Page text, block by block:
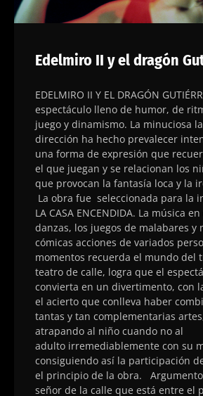
Edelmiro II y el dragón
EDELMIRO II Y EL DRAGÓN
espectáculo lleno de humor, de
juego y dinamismo. La minuciosa
dirección ha hecho prevalecer
una forma de expresión que
el que juegan y se relacionan los
que provocan la fantasía loca y la
La obra fue seleccionada para la
LA CASA ENCENDIDA. La música
danzas, los juegos de malabares y
cómicas acciones de variados
momentos recuerda el mundo del
teatro de calle, logra que el
convierta en un divertimento, con
el acierto que conlleva haber
tantas y tan complementarias
atrapando al niño cuando no al
adulto irremediablemente con su
consiguiendo así la participación
el principio de la obra.
señor de la calle que está entre el